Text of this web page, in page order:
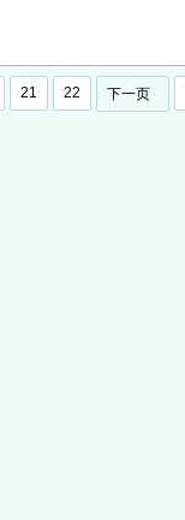
21 22 下一页